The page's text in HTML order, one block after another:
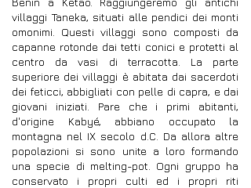
villaggi Taneka, situati alle pendici dei monti
omonimi. Questi villaggi sono composti da
capanne rotonde dai tetti conici e protetti al
centro da vasi di terracotta. La parte
superiore dei villaggi è abitata dai sacerdoti
dei feticci, abbigliati con pelle di capra, e dai
giovani iniziati. Pare che i primi abitanti,
d'origine Kabyé, abbiano occupato la
montagna nel IX secolo d.C. Da allora altre
popolazioni si sono unite a loro formando
una specie di melting-pot. Ogni gruppo ha
conservato i propri culti ed i propri riti